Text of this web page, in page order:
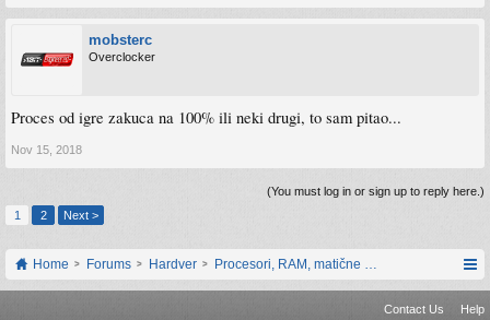
mobsterc
Overclocker
Proces od igre zakuca na 100% ili neki drugi, to sam pitao...
Nov 15, 2018
(You must log in or sign up to reply here.)
1
2 Next >
Home Forums Hardver Procesori, RAM, matične ploče i grafičke
Contact Us Help